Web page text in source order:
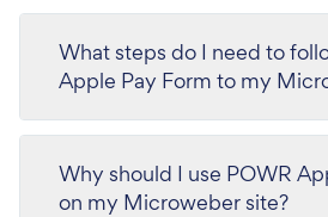
What steps do I need to
Apple Pay Form to my
Why should I use POWR
on my Microweber site?